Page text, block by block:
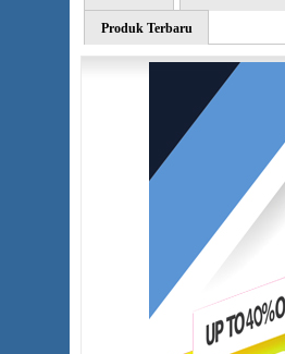
Produk Terbaru